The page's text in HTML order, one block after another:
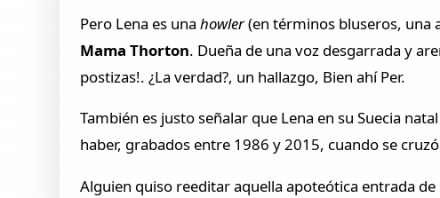
Pero Lena es unahowler(en términos bluseros, una
Mama Thorton. Dueña de una voz desgarrada y
postizas!. ¿La verdad?, un hallazgo, Bien ahí Per.
También es justo señalar que Lena en su Suecia
haber, grabados entre 1986 y 2015, cuando se
Alguien quiso reeditar aquella apoteótica entrada de